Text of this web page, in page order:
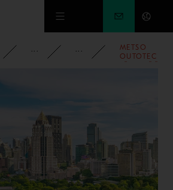
Siirry pääsisältöön
PYSY AJAN TASALLA
UUTISET 2022
METSO
OUTOTEC